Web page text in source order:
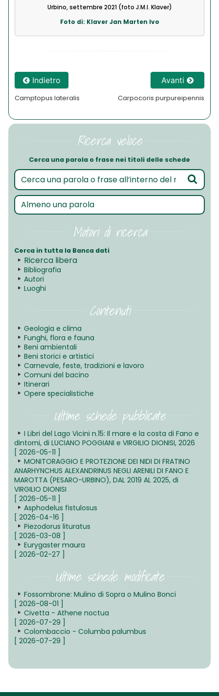
Ricerca veloce
Cerca una parola o frase nei titoli delle schede
Motori di ricerca
Cerca in tutta la Banca dati
Ricerca libera
Bibliografia
Autori
Luoghi
Contenuti
Geologia e clima
Funghi, flora e fauna
Beni ambientali
Beni storici e artistici
Carnevale, feste, tradizioni e lavoro
Comuni del bacino
Itinerari
Opere specialistiche
Ultime schede pubblicate
I Libri del Lago Vicini n.15: Il mare e la costa di Fano e
dintorni, di LUCIANO POGGIANI e VIRGILIO DIONISI, 2026
[ 2026-05-11 ]
MONITORAGGIO E PROTEZIONE DEI NIDI DI FRATINO
ANARHYNCHUS ALEXANDRINUS NEGLI ARENILI DI FANO E
MAROTTA (PESARO-URBINO), DAL 2019 AL 2025, di
VIRGILIO DIONISI
[ 2026-05-11 ]
Asphodelus fistulosus
[ 2026-04-16 ]
Piezodorus lituratus
[ 2026-03-08 ]
Eurygaster maura
[ 2026-02-27 ]
Ultime schede modificate
Fossombrone: Mulino di Sopra o Mulino Bonci
[ 2026-08-01 ]
Civetta - Athene noctua
[ 2026-07-29 ]
Colombaccio - Columba palumbus
[ 2026-07-29 ]
Urbino, settembre 2021 (foto J.M.I. Klaver)
Foto di: Klaver Jan Marten Ivo
Indietro
Camptopus lateralis
Avanti
Carpocoris purpureipennis